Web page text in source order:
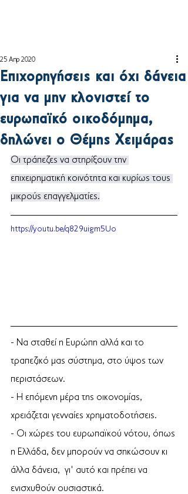
Επιχορηγήσεις και όχι δάνεια
για να μην κλονιστεί το
ευρωπαϊκό οικοδόμημα,
δηλώνει ο Θέμης Χειμάρας
25 Απρ 2020
Οι τράπεζες να στηρίξουν την
επιχειρηματική κοινότητα και κυρίως τους
μικρούς επαγγελματίες.
https://youtu.be/q829uigm5Uo
- Να σταθεί η Ευρώπη αλλά και το
τραπεζικό μας σύστημα, στο ύψος των
περιστάσεων.
- Η επόμενη μέρα της οικονομίας,
χρειάζεται γενναίες χρηματοδοτήσεις.
- Οι χώρες του ευρωπαϊκού νότου, όπως
η Ελλάδα, δεν μπορούν να σηκώσουν κι
άλλα δάνεια,  γι' αυτό και πρέπει να
ενισχυθούν ουσιαστικά.